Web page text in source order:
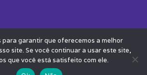
Reservados - Instituto Avisa Lá
Theme by
SiteOrigin
para garantir que oferecemos a melhor
site. Se você continuar a usar este site,
que você está satisfeito com ele.